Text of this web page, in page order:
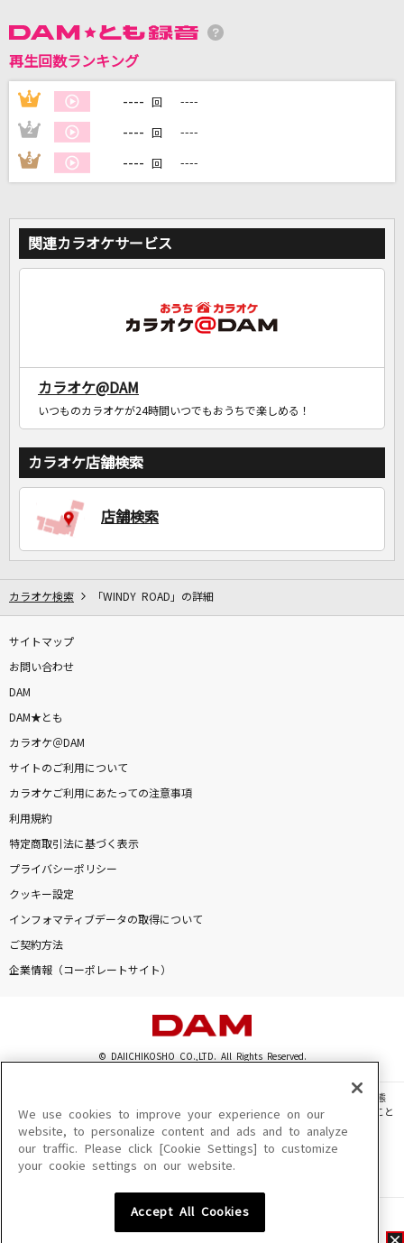
DAMに会員登録・ログインして
カラオケをもっと楽しもう！
再生回数ランキング
1 ---- 回 ----
2 ---- 回 ----
3 ---- 回 ----
関連カラオケサービス
カラオケ@DAM
いつものカラオケが24時間いつでもおうちで楽しめる！
カラオケ店舗検索
店舗検索
カラオケ検索 「WINDY ROAD」の詳細
サイトマップ
お問い合わせ
DAM
DAM★とも
カラオケ＠DAM
サイトのご利用について
カラオケご利用にあたっての注意事項
利用規約
特定商取引法に基づく表示
プライバシーポリシー
クッキー設定
インフォマティブデータの取得について
ご契約方法
企業情報（コーポレートサイト）
© DAIICHIKOSHO CO.,LTD. All Rights Reserved.
このサイトに掲載されている一切の文章・画像・写真・動画・音声等を、手段や形態
を問わず、著作権法の定める範囲を超えて無断で複製、転載、ファイル化などすること
を禁じます。
楽曲及びコンテンツは、機種によりご利用いただけない場合があります。
楽曲及びコンテンツの配信日、配信内容が変更になる場合があります。
We use cookies to improve your experience on our
website, to personalize content and ads and to analyze
our traffic. Please click [Cookie Settings] to customize
your cookie settings on our website.
Accept All Cookies